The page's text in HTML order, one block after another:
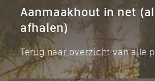
Aanmaakhout in net
afhalen)
Terug naar overzichtvan alle